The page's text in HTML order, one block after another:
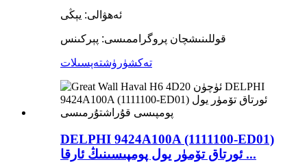
ئەھۋالى: يېڭى
قوللىنىشچان پروگراممىسى: پېركىنس
تەكشۈرۈشتەپسىلات
DELPHI 9424A100A (1111100-ED01)
ئورتاق تۆمۈر يول پومپىسىنىڭ ئارقا ...